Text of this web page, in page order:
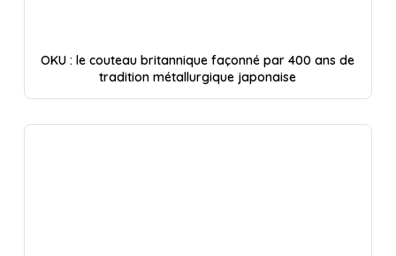
OKU : le couteau britannique façonné par 400 ans de
tradition métallurgique japonaise